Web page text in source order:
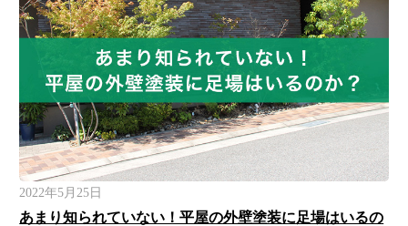
2022年5月25日
あまり知られていない！平屋の外壁塗装に足場はいるの